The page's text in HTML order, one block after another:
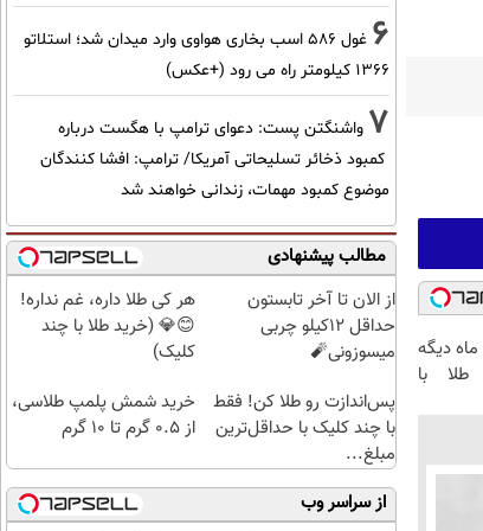
الان طلا بخر پولشو 4 ماه دیگه
طلا با
6
غول 586 اسب بخاری هواوی وارد میدان شد؛ استلاتو
1366 کیلومتر راه می رود (+عکس)
7 واشنگتن پست: دعوای ترامپ با هگست درباره
کمبود ذخائر تسلیحاتی آمریکا/ ترامپ: افشا کنندگان
موضوع کمبود مهمات، زندانی خواهند شد
مطالب پیشنهادی
از الان تا آخر تابستون
حداقل 12کیلو چربی
میسوزونی🧨
هر کی طلا داره، غم نداره!
😊💎 (خرید طلا با چند
کلیک)
پس‌اندازت رو طلا کن! فقط
با چند کلیک با حداقل‌ترین
مبلغ...
خرید شمش پلمپ طلاسی،
از ۰.۵ گرم تا ۱۰ گرم
از سراسر وب